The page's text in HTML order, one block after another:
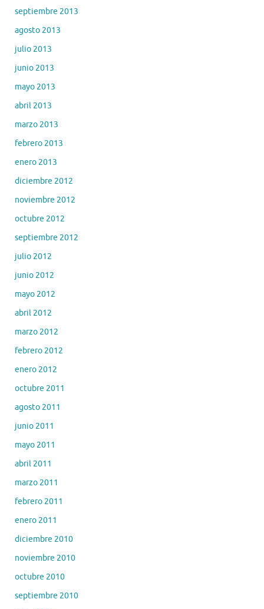
septiembre 2013
agosto 2013
julio 2013
junio 2013
mayo 2013
abril 2013
marzo 2013
febrero 2013
enero 2013
diciembre 2012
noviembre 2012
octubre 2012
septiembre 2012
julio 2012
junio 2012
mayo 2012
abril 2012
marzo 2012
febrero 2012
enero 2012
octubre 2011
agosto 2011
junio 2011
mayo 2011
abril 2011
marzo 2011
febrero 2011
enero 2011
diciembre 2010
noviembre 2010
octubre 2010
septiembre 2010